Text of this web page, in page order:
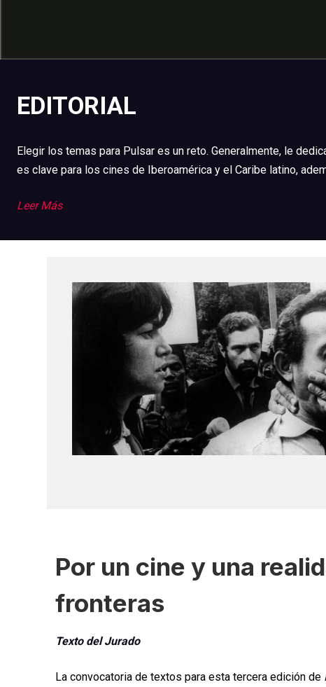
EDITORIAL
Elegir los temas para Pulsar es un reto. Generalmente, le
es clave para los cines de Iberoamérica y el Caribe latino,
Leer Más
Por un cine y una
fronteras
Texto del Jurado
La convocatoria de textos para esta tercera edición de